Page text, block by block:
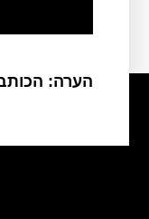
הערה: